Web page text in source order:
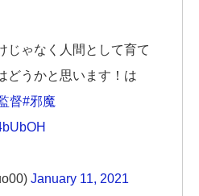
じゃなく人間として育て
どうかと思います！は
督#邪魔
January 11, 2021